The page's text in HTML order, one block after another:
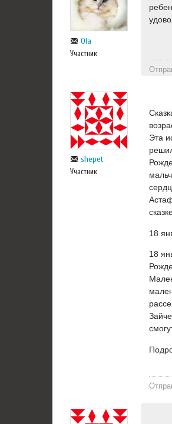
Ola
Участник
shepet
Участник
Эта
18
18